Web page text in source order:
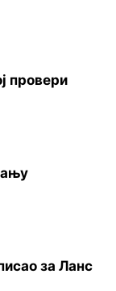
провери
за Ланс